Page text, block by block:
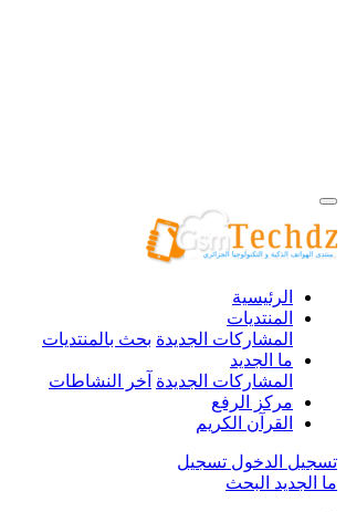
الرئيسية
المنتديات
المشاركات الجديدة بحث بالمنتديات
ما الجديد
المشاركات الجديدة آخر النشاطات
مركز الرفع
القرآن الكريم
تسجيل الدخول تسجيل
ما الجديد البحث